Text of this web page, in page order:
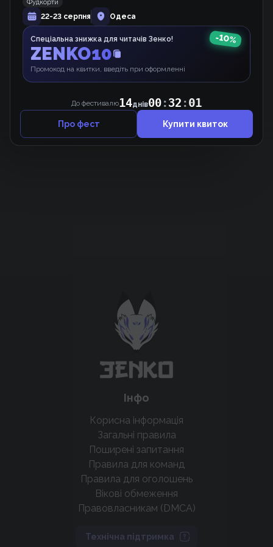
Історія про близнюків
Манґа
крутих нововведень
Підтримати проєкт
Інфо
Корисна інформація
Загальні правила
Поширені запитання
Правила для команд
Правила для оголошень
Вікові обмеження
Правовласникам (DMCA)
Технічна підтримка
22-23 серпня
Одеса
Спеціальна знижка для читачів Зенко!
ZENKO10
Промокод на квитки, введіть при оформленні
-10%
До фестивалю14днів00:32 :01
Про фест Купити квиток